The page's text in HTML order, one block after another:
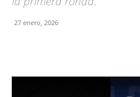
27 enero, 2026